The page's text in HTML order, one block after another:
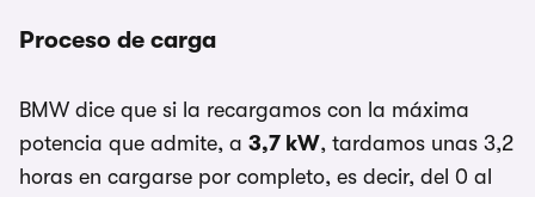
Proceso de carga
BMW dice que si la recargamos con la máxima
potencia que admite, a 3,7 kW, tardamos unas 3,2
horas en cargarse por completo, es decir, del 0 al